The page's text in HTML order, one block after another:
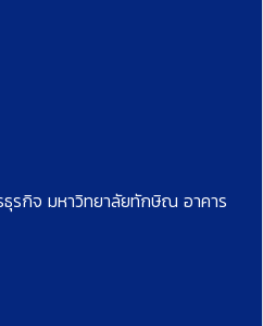
ธุรกิจ มหาวิทยาลัยทักษิณ อาคาร